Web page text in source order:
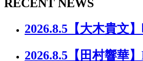
RECENT NEWS
2026.8.5 【大木貴文
2026.8.5 【田村響華